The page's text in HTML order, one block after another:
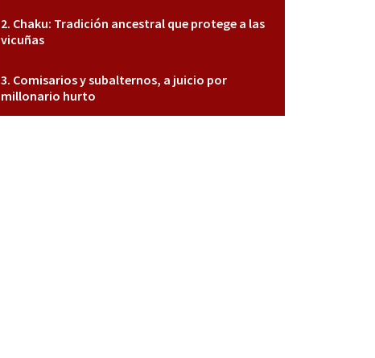
Chaku: Tradición ancestral que protege a las
vicuñas
Comisarios y subalternos, a juicio por
millonario hurto